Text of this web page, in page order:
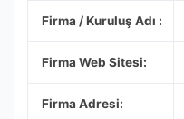
Firma / Kuruluş Adı :
Firma Web Sitesi:
Firma Adresi: